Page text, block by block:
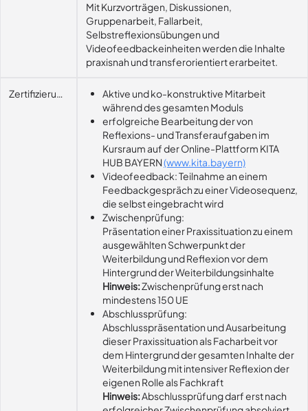
Mit Kurzvorträgen, Diskussionen,
Gruppenarbeit, Fallarbeit,
Selbstreflexionsübungen und
Videofeedbackeinheiten werden die Inhalte
praxisnah und transferorientiert erarbeitet.
ZertifizierungsvoraussetzungAktive und ko-konstruktive Mitarbeit
während des gesamten Moduls
erfolgreiche Bearbeitung der von
Reflexions- und Transferaufgaben im
Kursraum auf der Online-Plattform KITA
HUB BAYERN(www.kita.bayern)
Videofeedback: Teilnahme an einem
Feedbackgespräch zu einer Videosequenz,
die selbst eingebracht wird
Zwischenprüfung:
Präsentation einer Praxissituation zu einem
ausgewählten Schwerpunkt der
Weiterbildung und Reflexion vor dem
Hintergrund der Weiterbildungsinhalte
Hinweis:Zwischenprüfung erst nach
mindestens 150 UE
Abschlussprüfung:
Abschlusspräsentation und Ausarbeitung
dieser Praxissituation als Facharbeit vor
dem Hintergrund der gesamten Inhalte der
Weiterbildung mit intensiver Reflexion der
eigenen Rolle als Fachkraft
Hinweis:Abschlussprüfung darf erst nach